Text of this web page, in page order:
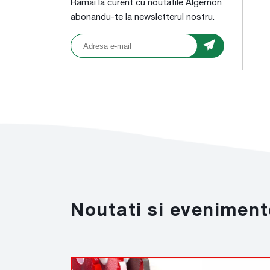
Ramai la curent cu noutatile Algernon
abonandu-te la newsletterul nostru.
Noutati si